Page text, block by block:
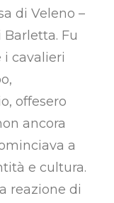
di Veleno –
Fu
cavalieri
offesero
ancora
a
e cultura.
reazione di